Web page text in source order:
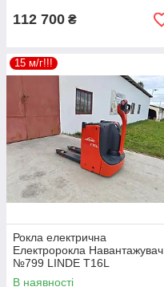
112 700 ₴
15 м/г!!!
Рокла електрична
Електророкла Навантажувач
№799 LINDE T16L
В наявності